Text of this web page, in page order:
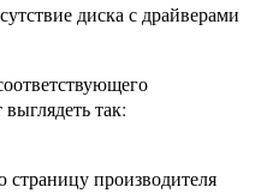
диска с драйверами
так:
производителя